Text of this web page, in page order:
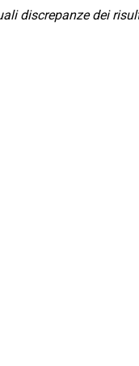
discrepanze dei